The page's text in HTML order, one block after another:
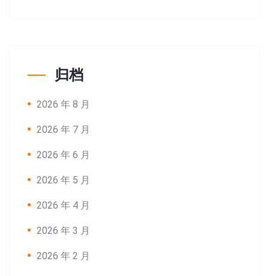
归档
2026 年 8 月
2026 年 7 月
2026 年 6 月
2026 年 5 月
2026 年 4 月
2026 年 3 月
2026 年 2 月